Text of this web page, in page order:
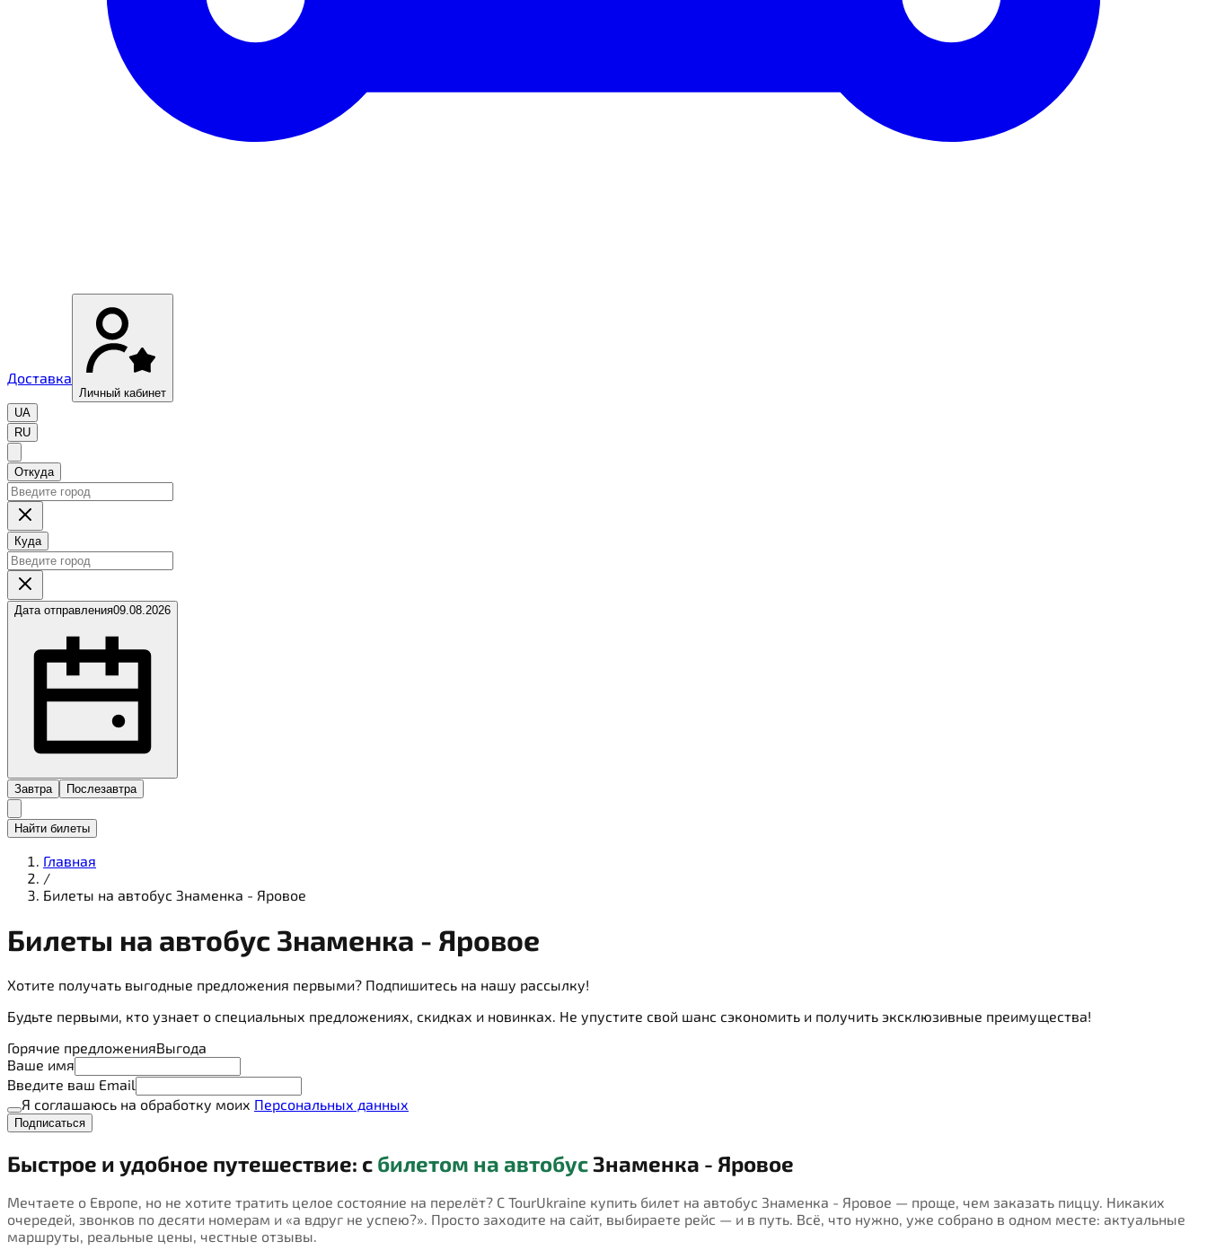
Доставка
Личный кабинет
UA
RU
Откуда
Куда
Дата отправления09.08.2026
Завтра Послезавтра
Найти билеты
Главная
/
Билеты на автобус Знаменка - Яровое
Билеты на автобус Знаменка - Яровое
Хотите получать выгодные предложения первыми? Подпишитесь на нашу рассылку!
Будьте первыми, кто узнает о специальных предложениях, скидках и новинках. Не упустите свой шанс сэкономить и получить эксклюзивные преимущества!
Горячие предложенияВыгода
Ваше имя
Введите ваш Email
Я соглашаюсь на обработку моих Персональных данных
Подписаться
Быстрое и удобное путешествие: с билетом на автобусЗнаменка - Яровое
Мечтаете о Европе, но не хотите тратить целое состояние на перелёт? С TourUkraine купить билет на автобус Знаменка - Яровое — проще, чем заказать пиццу. Никаких
очередей, звонков по десяти номерам и «а вдруг не успею?». Просто заходите на сайт, выбираете рейс — и в путь. Всё, что нужно, уже собрано в одном месте: актуальные
маршруты, реальные цены, честные отзывы.